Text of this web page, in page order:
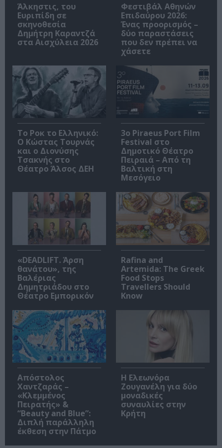
Άλκηστις, του
Ευριπίδη σε
σκηνοθεσία
Δημήτρη Καραντζά
στα Αισχύλεια 2026
Φεστιβάλ Αθηνών
Επιδαύρου 2026:
Ένας προορισμός –
δύο παραστάσεις
που δεν πρέπει να
χάσετε
Το Ροκ το Ελληνικό:
Ο Κώστας Τουρνάς
και ο Διονύσης
Τσακνής στο
Θέατρο Άλσος ΔΕΗ
3o Piraeus Port Film
Festival στο
Δημοτικό Θέατρο
Πειραιά – Από τη
Βαλτική στη
Μεσόγειο
«DEADLIFT. Άρση
θανάτου», της
Βαλέριας
Δημητριάδου στο
Θέατρο Εμπορικόν
Rafina and
Artemida: The Greek
Food Stops
Travellers Should
Know
Απόστολος
Χαντζαράς –
«Κλεμμένος
Πειρατής» &
“Beauty and Blue”:
Διπλή παράλληλη
έκθεση στην Πάτμο
Η Ελεωνόρα
Ζουγανέλη για δύο
μοναδικές
συναυλίες στην
Κρήτη